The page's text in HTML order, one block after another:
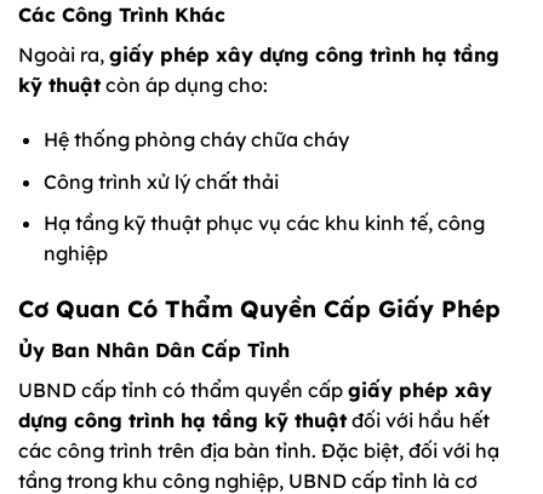
Các Công Trình Khác
Ngoài ra, giấy phép xây dựng công trình hạ tầng
kỹ thuật còn áp dụng cho:
Hệ thống phòng cháy chữa cháy
Công trình xử lý chất thải
Hạ tầng kỹ thuật phục vụ các khu kinh tế, công
nghiệp
Cơ Quan Có Thẩm Quyền Cấp Giấy Phép
Ủy Ban Nhân Dân Cấp Tỉnh
UBND cấp tỉnh có thẩm quyền cấp giấy phép xây
dựng công trình hạ tầng kỹ thuật đối với hầu hết
các công trình trên địa bàn tỉnh. Đặc biệt, đối với hạ
tầng trong khu công nghiệp, UBND cấp tỉnh là cơ